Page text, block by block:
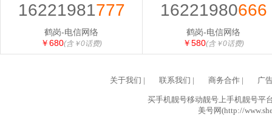
16221981777
鹤岗-电信网络
￥680(含￥0话费)
16221980666
鹤岗-电信网络
￥580(含￥0话费)
关于我们 | 联系我们 | 商务合作| 广
买手机靓号移动靓号上手机靓号平
美号网(http://